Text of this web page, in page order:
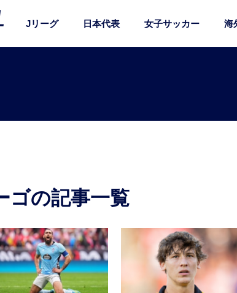
Jリーグ 日本代表 女子サッカー 海
ゴの記事一覧